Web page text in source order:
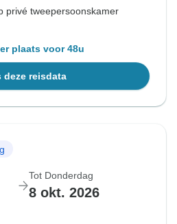
privé tweepersoonskamer
plaats voor 48u
deze reisdata
Tot Donderdag
8 okt. 2026